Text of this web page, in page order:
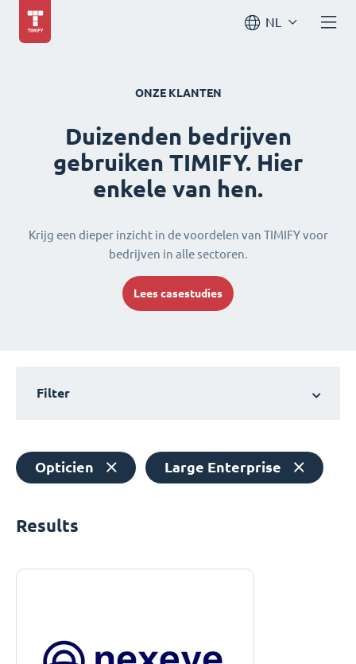
NL
ONZE KLANTEN
Duizenden bedrijven
gebruiken TIMIFY. Hier
enkele van hen.
Krijg een dieper inzicht in de voordelen van TIMIFY voor
bedrijven in alle sectoren.
Lees casestudies
Filter
Opticien Large Enterprise
Results